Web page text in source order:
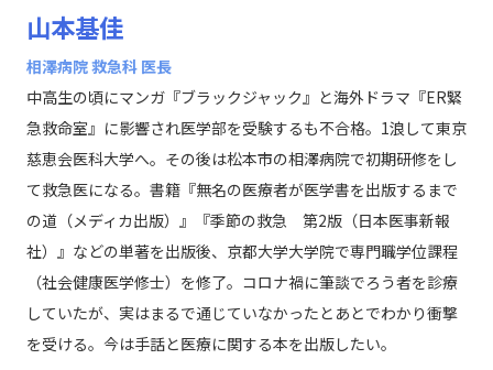
山本基佳
相澤病院 救急科 医長
中高生の頃にマンガ『ブラックジャック』と海外ドラマ『ER緊
急救命室』に影響され医学部を受験するも不合格。1浪して東京
慈恵会医科大学へ。その後は松本市の相澤病院で初期研修をし
て救急医になる。書籍『無名の医療者が医学書を出版するまで
の道（メディカ出版）』『季節の救急 第2版（日本医事新報
社）』などの単著を出版後、京都大学大学院で専門職学位課程
（社会健康医学修士）を修了。コロナ禍に筆談でろう者を診療
していたが、実はまるで通じていなかったとあとでわかり衝撃
を受ける。今は手話と医療に関する本を出版したい。